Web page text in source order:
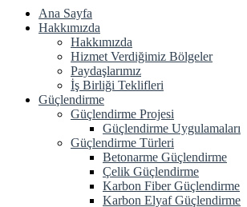
Ana Sayfa
Hakkımızda
Hakkımızda
Hizmet Verdiğimiz Bölgeler
Paydaşlarımız
İş Birliği Teklifleri
Güçlendirme
Güçlendirme Projesi
Güçlendirme Uygulamaları
Güçlendirme Türleri
Betonarme Güçlendirme
Çelik Güçlendirme
Karbon Fiber Güçlendirme
Karbon Elyaf Güçlendirme